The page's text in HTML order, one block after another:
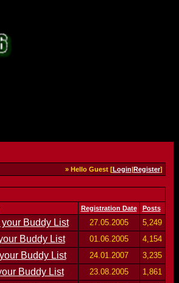
» Hello Guest [Login|Register]
Registration Date Posts
27.05.2005
5,249
01.06.2005
4,154
24.01.2007
3,235
23.08.2005
1,861